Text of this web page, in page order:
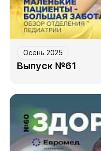
Осень 2025
Выпуск №61